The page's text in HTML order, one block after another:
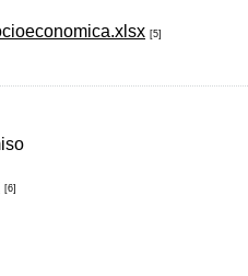
[5]
[6]